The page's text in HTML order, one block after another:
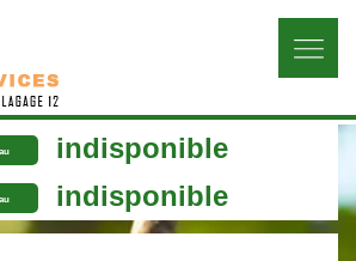
indisponible
indisponible